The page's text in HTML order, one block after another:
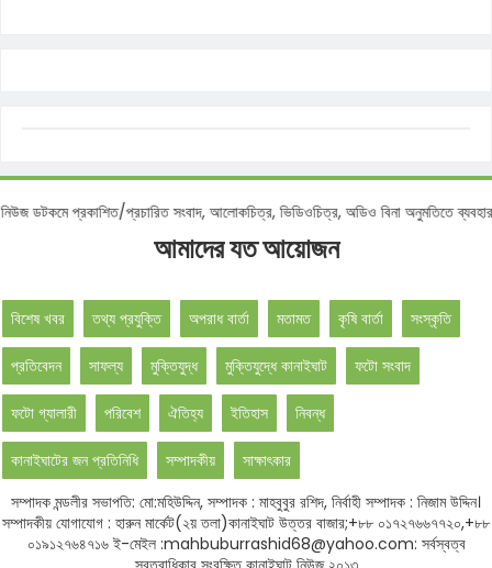
নিউজ ডটকমে প্রকাশিত/প্রচারিত সংবাদ, আলোকচিত্র, ভিডিওচিত্র, অডিও বিনা অনুমতিতে
আমাদের যত আয়োজন
বিশেষ খবর তথ্য প্রযুক্তি অপরাধ বার্তা মতামত কৃষি বার্তা সংস্কৃতি
প্রতিবেদন সাফল্য মুক্তিযুদ্ধ মুক্তিযুদ্ধে কানাইঘাট ফটো সংবাদ
ফটো গ্যালারী পরিবেশ ঐতিহ্য ইতিহাস নিবন্ধ
কানাইঘাটের জন প্রতিনিধি সম্পাদকীয়
সাক্ষাৎকার
সম্পাদক মন্ডলীর সভাপতি: মো:মহিউদ্দিন, সম্পাদক : মাহবুবুর রশিদ, নির্বাহী সম্পাদক : নিজাম উদ্দিন।
সম্পাদকীয় যোগাযোগ : হারুন মার্কেট(২য় তলা)কানাইঘাট উত্তর বাজার;+৮৮ ০১৭২৭৬৬৭৭২০,+৮৮
০১৯১২৭৬৪৭১৬ ই-মেইল :mahbuburrashid68@yahoo.com: সর্বস্বত্ব